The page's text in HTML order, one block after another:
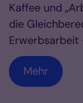
Kaffee und
die
Erwerbsarbeit
Mehr